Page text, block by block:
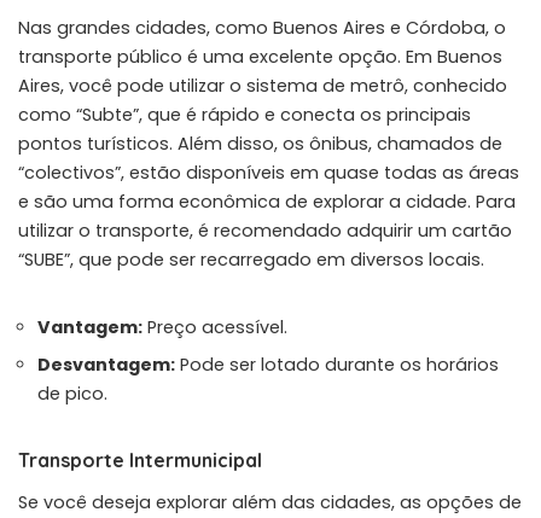
Nas grandes cidades, como Buenos Aires e Córdoba, o
transporte público é uma excelente opção. Em Buenos
Aires, você pode utilizar o sistema de metrô, conhecido
como “Subte”, que é rápido e conecta os principais
pontos turísticos. Além disso, os ônibus, chamados de
“colectivos”, estão disponíveis em quase todas as áreas
e são uma forma econômica de explorar a cidade. Para
utilizar o transporte, é recomendado adquirir um cartão
“SUBE”, que pode ser recarregado em diversos locais.
Vantagem: Preço acessível.
Desvantagem: Pode ser lotado durante os horários
de pico.
Transporte Intermunicipal
Se você deseja explorar além das cidades, as opções de